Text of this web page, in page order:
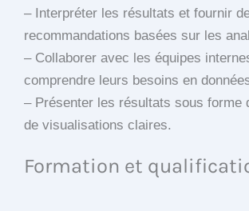
– Interpréter les résultats et fournir
recommandations basées sur les
– Collaborer avec les équipes
comprendre leurs besoins en
– Présenter les résultats sous forme
de visualisations claires.
Formation et